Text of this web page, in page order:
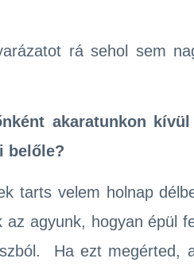
rá sehol sem
akaratunkon
belőle?
tarts velem holnap
az agyunk, hogyan épül
Ha ezt megérted,